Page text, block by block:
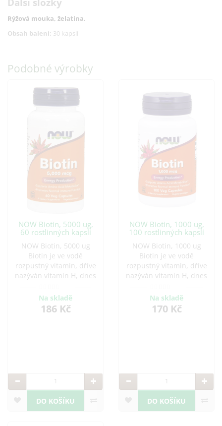
Rýžová mouka, želatina.
Obsah baleni: 30 kapslí
Podobné výrobky
NOW Biotin, 5000 ug,
60 rostlinných kapslí
NOW Biotin, 5000 ug
Biotin je ve vodě
rozpustný vitamin, dříve
nazýván vitamin H, dnes
Na skladě
186 Kč
DO KOŠÍKU
NOW Biotin, 1000 ug,
100 rostlinných kapslí
NOW Biotin, 1000 ug
Biotin je ve vodě
rozpustný vitamin, dříve
nazýván vitamin H, dnes
Na skladě
170 Kč
DO KOŠÍKU